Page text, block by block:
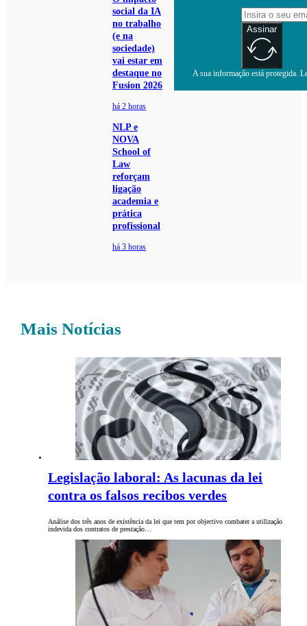
social da IA
no trabalho
(e na
sociedade)
vai estar em
destaque no
Fusion 2026
há 2 horas
NLP e
NOVA
School of
Law
reforçam
ligação
academia e
prática
profissional
há 3 horas
Assinar
A sua informação está protegida.
Mais Notícias
Legislação laboral: As lacunas da lei
contra os falsos recibos verdes
Análise dos três anos de existência da lei que tem por objectivo combater a utilização
indevida dos contratos de prestação…